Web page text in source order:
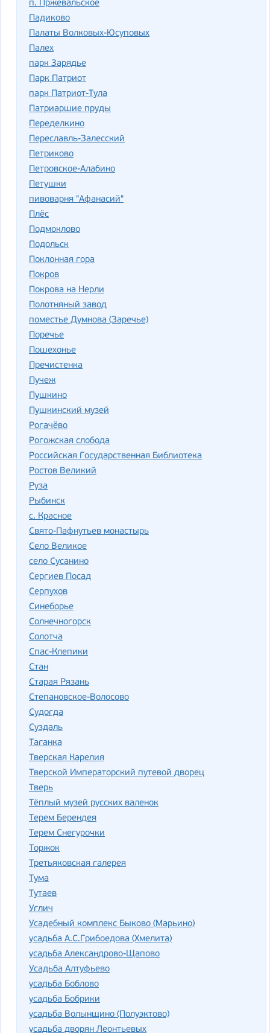
п. Пржевальское
Падиково
Палаты Волковых-Юсуповых
Палех
парк Зарядье
Парк Патриот
парк Патриот-Тула
Патриаршие пруды
Переделкино
Переславль-Залесский
Петриково
Петровское-Алабино
Петушки
пивоварня "Афанасий"
Плёс
Подмоклово
Подольск
Поклонная гора
Покров
Покрова на Нерли
Полотняный завод
поместье Думнова (Заречье)
Поречье
Пошехонье
Пречистенка
Пучеж
Пушкино
Пушкинский музей
Рогачёво
Рогожская слобода
Российская Государственная Библиотека
Ростов Великий
Руза
Рыбинск
с. Красное
Свято-Пафнутьев монастырь
Село Великое
село Сусанино
Сергиев Посад
Серпухов
Синеборье
Солнечногорск
Солотча
Спас-Клепики
Стан
Старая Рязань
Степановское-Волосово
Судогда
Суздаль
Таганка
Тверская Карелия
Тверской Императорский путевой дворец
Тверь
Тёплый музей русских валенок
Терем Берендея
Терем Снегурочки
Торжок
Третьяковская галерея
Тума
Тутаев
Углич
Усадебный комплекс Быково (Марьино)
усадьба А.С.Грибоедова (Хмелита)
усадьба Александрово-Щапово
Усадьба Алтуфьево
усадьба Боблово
усадьба Бобрики
усадьба Волынщино (Полуэктово)
усадьба дворян Леонтьевых